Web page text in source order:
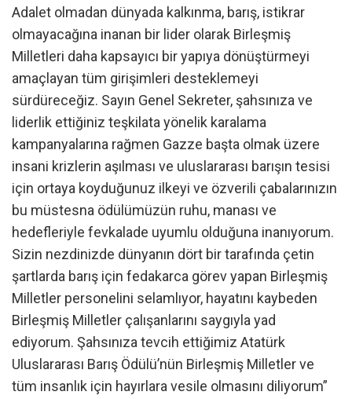
Adalet olmadan dünyada kalkınma, barış, istikrar
olmayacağına inanan bir lider olarak Birleşmiş
Milletleri daha kapsayıcı bir yapıya dönüştürmeyi
amaçlayan tüm girişimleri desteklemeyi
sürdüreceğiz. Sayın Genel Sekreter, şahsınıza ve
liderlik ettiğiniz teşkilata yönelik karalama
kampanyalarına rağmen Gazze başta olmak üzere
insani krizlerin aşılması ve uluslararası barışın tesisi
için ortaya koyduğunuz ilkeyi ve özverili çabalarınızın
bu müstesna ödülümüzün ruhu, manası ve
hedefleriyle fevkalade uyumlu olduğuna inanıyorum.
Sizin nezdinizde dünyanın dört bir tarafında çetin
şartlarda barış için fedakarca görev yapan Birleşmiş
Milletler personelini selamlıyor, hayatını kaybeden
Birleşmiş Milletler çalışanlarını saygıyla yad
ediyorum. Şahsınıza tevcih ettiğimiz Atatürk
Uluslararası Barış Ödülü’nün Birleşmiş Milletler ve
tüm insanlık için hayırlara vesile olmasını diliyorum”